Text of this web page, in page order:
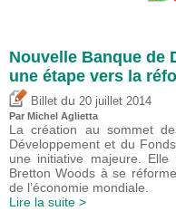
Nouvelle Banque de
une étape vers la
Billet du 20 juillet 2014
Par Michel Aglietta
La création au sommet
Développement et du
une initiative majeure. Elle
Bretton Woods à se
de l’économie mondiale.
Lire la suite >